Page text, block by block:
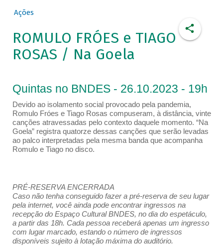
Ações
ROMULO FRÓES e TIAGO
ROSAS / Na Goela
Quintas no BNDES - 26.10.2023 - 19h
Devido ao isolamento social provocado pela pandemia,
Romulo Fróes e Tiago Rosas compuseram, à distância, vinte
canções atravessadas pelo contexto daquele momento. “Na
Goela” registra quatorze dessas canções que serão levadas
ao palco interpretadas pela mesma banda que acompanha
Romulo e Tiago no disco.
PRÉ-RESERVA ENCERRADA
Caso não tenha conseguido fazer a pré-reserva de seu lugar
pela internet, você ainda pode encontrar ingressos na
recepção do Espaço Cultural BNDES, no dia do espetáculo,
a partir das 18h. Cada pessoa receberá apenas um ingresso
com lugar marcado, estando o número de ingressos
disponíveis sujeito à lotação máxima do auditório.